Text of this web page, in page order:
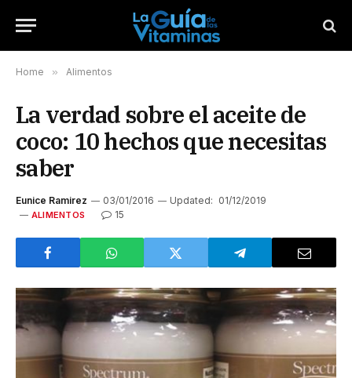
Home » Alimentos
La verdad sobre el aceite de
coco: 10 hechos que necesitas
saber
Eunice Ramirez 03/01/2016 Updated: 01/12/2019
ALIMENTOS 15